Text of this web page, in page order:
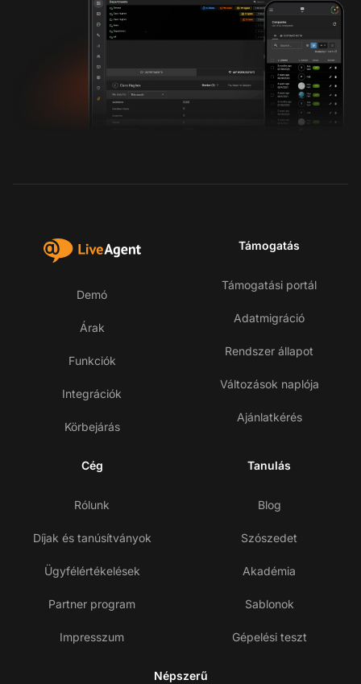
Demó
Árak
Funkciók
Integrációk
Körbejárás
Támogatás
Támogatási portál
Adatmigráció
Rendszer állapot
Változások naplója
Ajánlatkérés
Cég
Rólunk
Díjak és tanúsítványok
Ügyfélértékelések
Partner program
Impresszum
Tanulás
Blog
Szószedet
Akadémia
Sablonok
Gépelési teszt
Népszerű